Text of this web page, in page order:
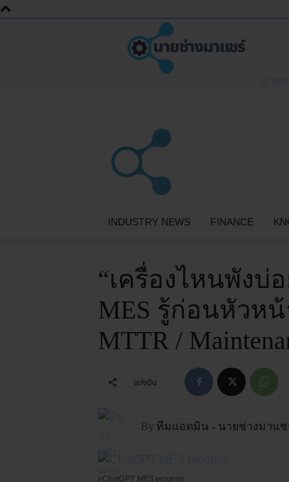
INDUSTRY NEWS FINANCE
“เครื่องไหนพังบ่
MES รู้ก่อนหัวหน้
MTTR /
แบ่งปัน
By ทีมแอดมิน - นายช่างมาแช
vChatGPT MES program